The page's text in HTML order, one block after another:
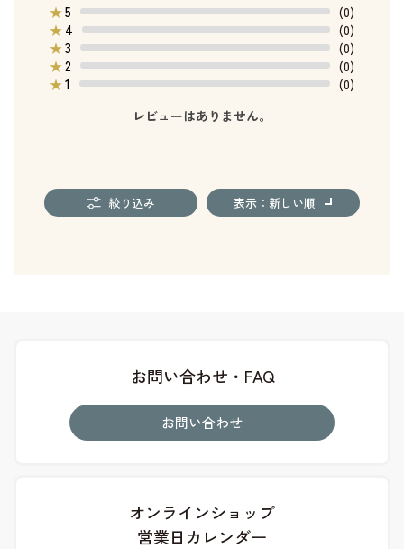
★5
(0)
★ 4
(0)
★3
(0)
★2
(0)
★1
(0)
レビューはありません。
絞り込み 表示：新しい順
お問い合わせ・FAQ
お問い合わせ
オンラインショップ
営業日カレンダー